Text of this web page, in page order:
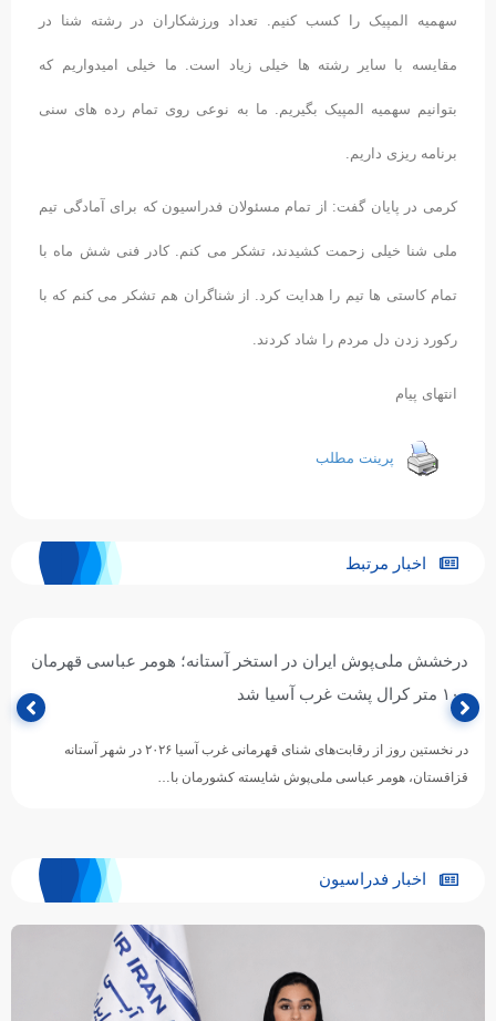
سهمیه المپیک را کسب کنیم. تعداد ورزشکاران در رشته شنا در
مقایسه با سایر رشته ها خیلی زیاد است. ما خیلی امیدواریم که
بتوانیم سهمیه المپیک بگیریم. ما به نوعی روی تمام رده های سنی
برنامه ریزی داریم.
کرمی در پایان گفت: از تمام مسئولان فدراسیون که برای آمادگی تیم
ملی شنا خیلی زحمت کشیدند، تشکر می کنم. کادر فنی شش ماه با
تمام کاستی ها تیم را هدایت کرد. از شناگران هم تشکر می کنم که با
رکورد زدن دل مردم را شاد کردند.
انتهای پیام
پرینت مطلب
اخبار مرتبط
درخشش ملی‌پوش ایران در استخر آستانه؛ هومر عباسی قهرمان
۱۰۰ متر کرال پشت غرب آسیا شد
در نخستین روز از رقابت‌های شنای قهرمانی غرب آسیا ۲۰۲۶ در شهر آستانه
قزاقستان، هومر عباسی ملی‌پوش شایسته کشورمان با…
اخبار فدراسیون